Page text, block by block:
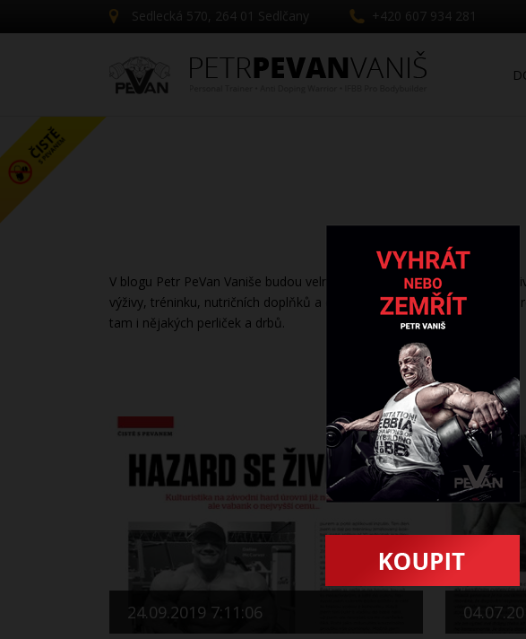
Sedlecká 570, 264 01 Sedlčany +420 607 934 281
V blogu Petr PeVan Vaniše budou velmi zajímavé články. Bez
výživy, tréninku, nutričních doplňků a další. Budou zde také příběhy,
tam i nějakých perliček a drbů.
24.09.2019 7:11:06